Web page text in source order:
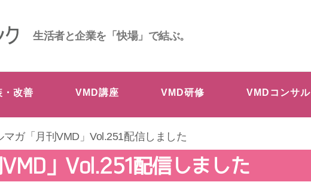
生活者と企業を「快場」で結ぶ。
・改善 VMD講座 VMD研修 VMDコンサル
マガ「月刊VMD」Vol.251配信しました
」Vol.251配信しました